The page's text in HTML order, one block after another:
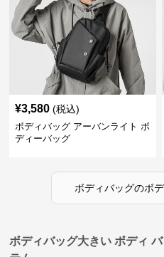
¥3,580 (税込)
ボディバッグ アーバンライト ボ
ディーバッグ
ボディバッグのボ
ボディバッグ大きい ボディ